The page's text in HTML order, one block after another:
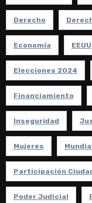
Derecho
Economía EEUU
Elecciones 2024
Financiamiento
Inseguridad
Mujeres
Participación
Poder Judicial